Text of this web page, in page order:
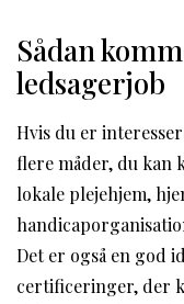
Sådan
ledsagerjob
Hvis du er
flere måder, du kan
lokale plejehjem,
Det er også en god
certificeringer, der